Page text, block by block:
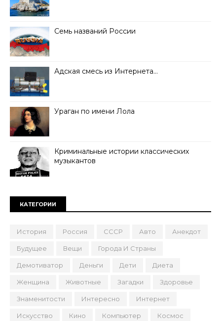
Семь названий России
Адская смесь из Интернета…
Ураган по имени Лола
Криминальные истории классических
музыкантов
КАТЕГОРИИ
История Россия СССР Авто Анекдот
Будущее Вещи Города И Страны
Демотиватор Деньги Дети Диета
Женщина Животные Загадки Здоровье
Знаменитости Интересно Интернет
Искусство Кино Компьютер Космос